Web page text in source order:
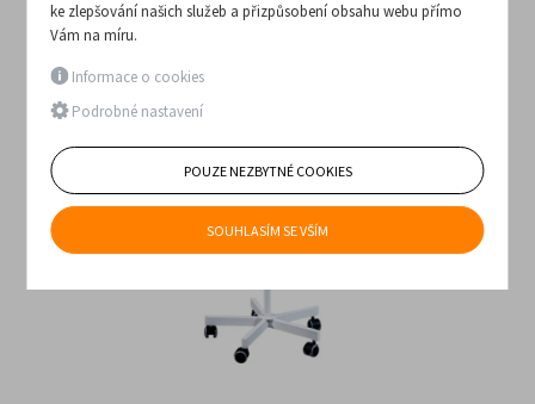
ke zlepšování našich služeb a přizpůsobení obsahu webu přímo
Vám na míru.
Informace o cookies
Podrobné nastavení
POUZE NEZBYTNÉ COOKIES
SOUHLASÍM SE VŠÍM